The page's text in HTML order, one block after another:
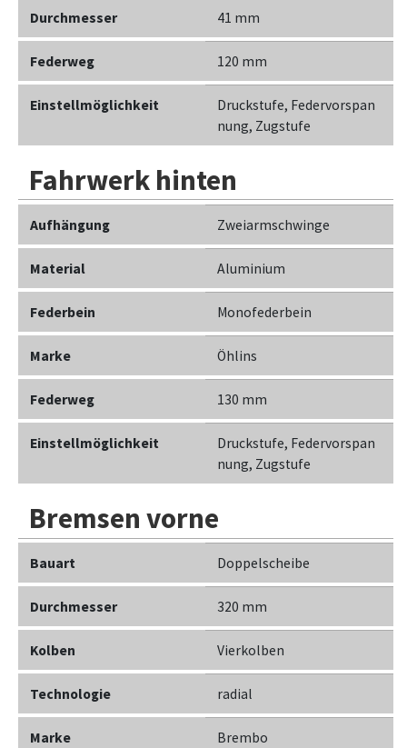
Durchmesser 41 mm
Federweg 120 mm
Einstellmöglichkeit
Druckstufe, Federvorspan
nung, Zugstufe
Fahrwerk hinten
Aufhängung Zweiarmschwinge
Material Aluminium
Federbein Monofederbein
Marke Öhlins
Federweg 130 mm
Einstellmöglichkeit
Druckstufe, Federvorspan
nung, Zugstufe
Bremsen vorne
Bauart Doppelscheibe
Durchmesser 320 mm
Kolben Vierkolben
Technologie radial
Marke Brembo